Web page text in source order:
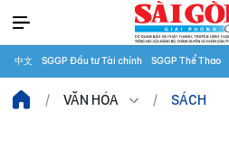
中文 SGGP Đầu tư Tài chính SGGP Thể Thao
VĂN HÓA SÁCH